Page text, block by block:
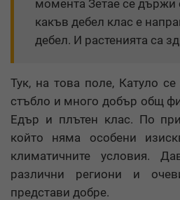
момента Зетае се държи
какъв дебел клас е
дебел. И растенията са
Тук, на това поле, Катуло
стъбло и много добър общ
Едър и плътен клас. По
който няма особени
климатичните условия.
различни региони и
представи добре.